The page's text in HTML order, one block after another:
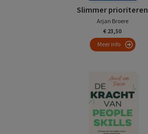
Slimmer prioriteren
Arjan Broere
€ 23,50
Meer info